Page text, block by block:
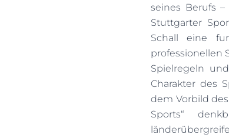
seines Berufs
Stuttgarter
Schall eine
professionellen
Spielregeln
Charakter des
dem Vorbild
Sports“